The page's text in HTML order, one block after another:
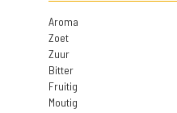
Aroma
Zoet
Zuur
Bitter
Fruitig
Moutig